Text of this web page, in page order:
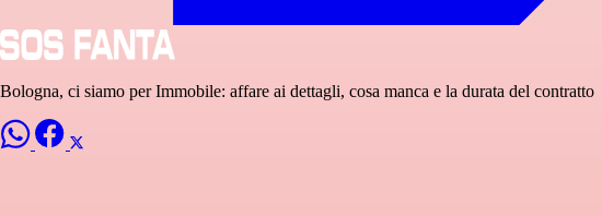
Bologna, ci siamo per Immobile: affare ai dettagli, cosa manca e la durata del contratto